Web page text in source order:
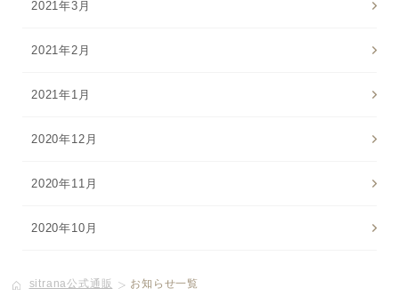
2021年3月
2021年2月
2021年1月
2020年12月
2020年11月
2020年10月
sitrana公式通販 お知らせ一覧